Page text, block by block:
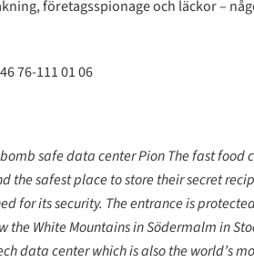
företagsspionage och läckor –
76-111 01 06
safe data center Pion The fast food
the safest place to store their secret
for its security. The entrance is
the White Mountains in Södermalm in
data center which is also the world’s